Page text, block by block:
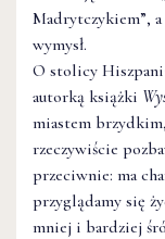
Madrytczykiem”,
wymysł.
O stolicy
autorką książki
miastem
rzeczywiście
przeciwnie: ma
przyglądamy się
mniej i bardziej